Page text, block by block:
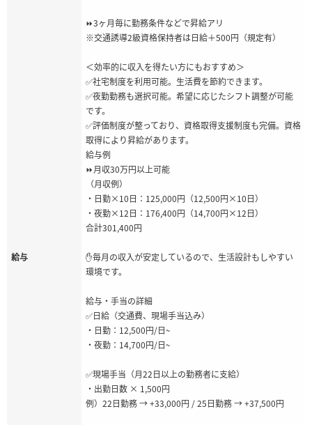
給与
⏩3ヶ月毎に勤務条件などで昇給アリ
※交通誘導2級資格保持者は日給＋500円（規定有）
＜効率的に収入を得たい方にもおすすめ＞
✅社宅制度を利用可能。生活費を節約できます。
✅夜勤勤務も選択可能。希望に応じたシフト調整が可能
です。
✅評価制度が整っており、資格取得支援制度も完備。資格
取得により昇給があります。
給与例
⏩月収30万円以上可能
（月収例）
・日勤×10日：125,000円（12,500円×10日）
・夜勤×12日：176,400円（14,700円×12日）
合計301,400円
✋毎月の収入が安定しているので、生活設計もしやすい
環境です。
給与・手当の詳細
✅日給（交通費、現場手当込み）
・日勤：12,500円/日~
・夜勤：14,700円/日~
✅現場手当（月22日以上の勤務者に支給）
・出勤日数 × 1,500円
例）22日勤務 → +33,000円 / 25日勤務 → +37,500円